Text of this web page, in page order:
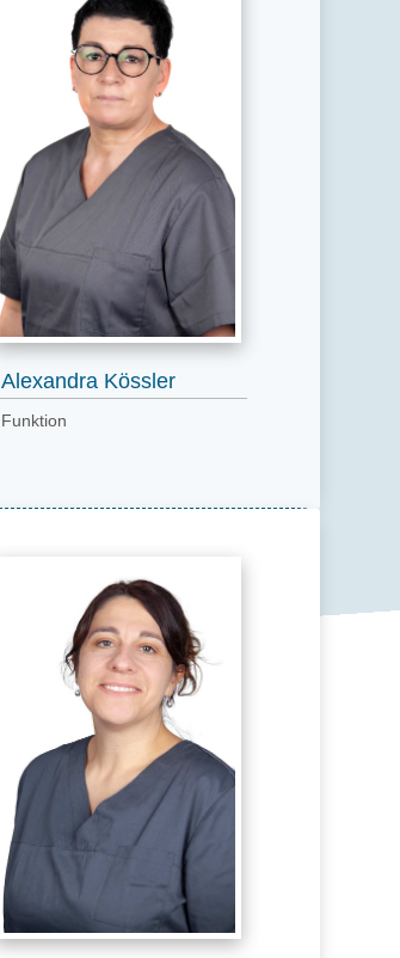
Alexandra Kössler
Funktion